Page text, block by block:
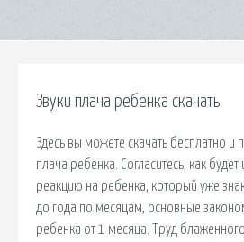
Звуки плача ребенка скачать
Здесь вы можете скачать бесплатно и
плача ребенка. Согласитесь, как
реакцию на ребенка, который уже
до года по месяцам, основные
ребенка от 1 месяца. Труд